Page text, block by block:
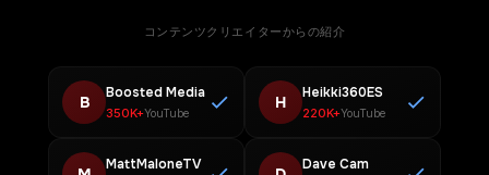
コンテンツクリエイターからの紹介
B Boosted Media
350K+YouTube
H Heikki360ES
220K+YouTube
MattMaloneTV Dave Cam